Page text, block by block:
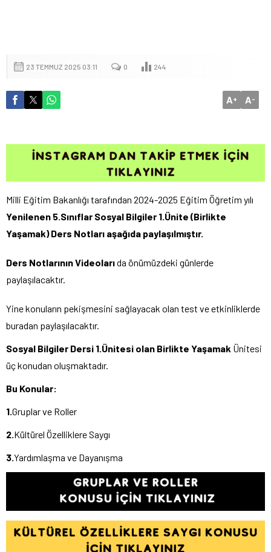
23 TEMMUZ 2025 03:11 0 244
A+ A-
Milli Eğitim Bakanlığı tarafından 2024-2025 Eğitim Öğretim yılı
Yenilenen 5.Sınıflar Sosyal Bilgiler 1.Ünite (Birlikte
Yaşamak) Ders Notları aşağıda paylaşılmıştır.
Ders Notlarının Videolarıda önümüzdeki günlerde
paylaşılacaktır.
Yine konuların pekişmesini sağlayacak olan test ve etkinliklerde
buradan paylaşılacaktır.
Sosyal Bilgiler Dersi 1.Ünitesi olan Birlikte Yaşamak Ünitesi
üç konudan oluşmaktadır.
Bu Konular:
1. Gruplar ve Roller
2. Kültürel Özelliklere Saygı
3. Yardımlaşma ve Dayanışma